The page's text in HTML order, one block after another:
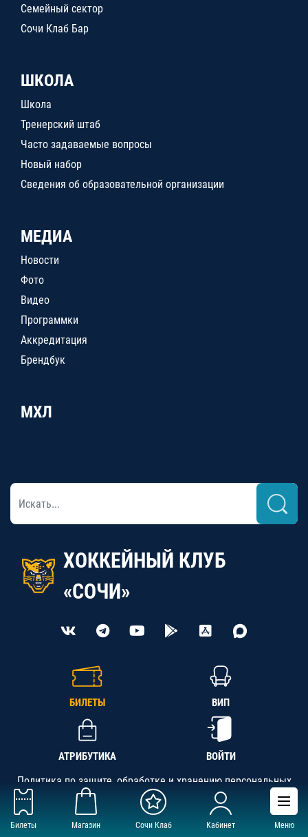
Билеты Магазин Сочи Клаб Кабинет Меню
Семейный сектор
Сочи Клаб Бар
ШКОЛА
Школа
Тренерский штаб
Часто задаваемые вопросы
Новый набор
Сведения об образовательной организации
МЕДИА
Новости
Фото
Видео
Программки
Аккредитация
Брендбук
МХЛ
ХОККЕЙНЫЙ КЛУБ
«СОЧИ»
БИЛЕТЫ ВИП
АТРИБУТИКА ВОЙТИ
Политика по защите, обработке и хранению персональных
данных
АНО «СК «Кубань-Регион», ОГРН 1142300002349,